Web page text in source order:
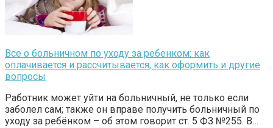
Все о больничном по уходу за ребенком: как
оплачивается и рассчитывается, как оформить и другие
вопросы
Работник может уйти на больничный, не только если
заболел сам; также он вправе получить больничный по
уходу за ребёнком – об этом говорит ст. 5 ФЗ №255. В…